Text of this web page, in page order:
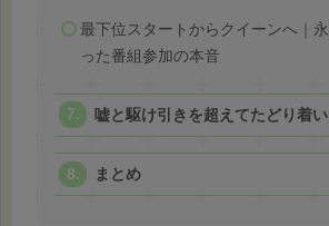
最下位スタートからクイーンへ｜
った番組参加の本音
嘘と駆け引きを超えてたどり着
まとめ